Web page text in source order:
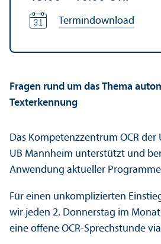
Termindownload
Fragen rund um das Thema
Texterkennung
Das Kompetenzzentrum OCR der
UB Mannheim unter­stützt und
Anwendung aktueller
Für einen unkomplizierten
wir jeden 2. Donnerstag im
eine offene OCR-Sprechstunde